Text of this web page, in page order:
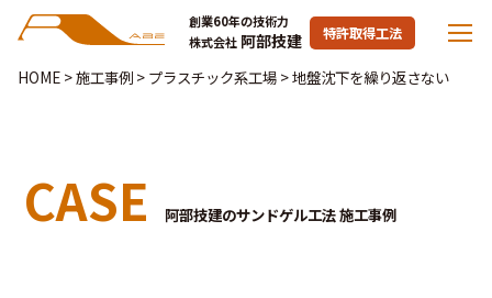
創業60年の技術力
株式会社 阿部技建 特許取得工法
HOME>施工事例> プラスチック系工場>地盤沈下を繰り返さない
CASE 阿部技建のサンドゲル工法 施工事例